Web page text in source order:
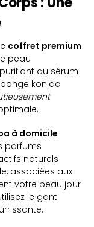
coffret premium
peau
au sérum
konjac
à domicile
parfums
naturels
associées aux
votre peau jour
le gant